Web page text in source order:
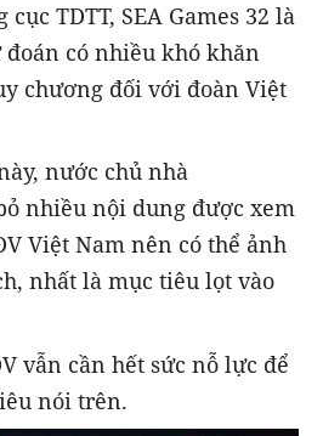
TDTT, SEA Games 32 là
có nhiều khó khăn
chương đối với đoàn Việt
nước chủ nhà
nhiều nội dung được xem
Việt Nam nên có thể ảnh
nhất là mục tiêu lọt vào
vẫn cần hết sức nỗ lực để
nói trên.